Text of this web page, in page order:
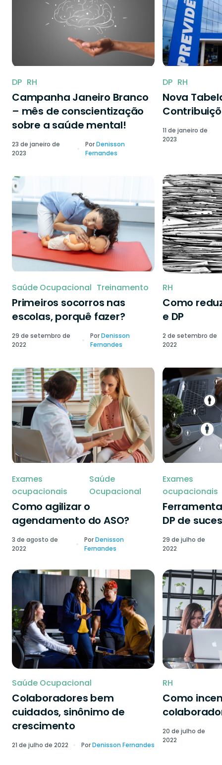
DP RH
Campanha Janeiro Branco
– mês de conscientização
sobre a saúde mental!
23 de janeiro de
2023
PorDenisson
Fernandes
DP RH
Nova
11 de janeiro de
2023
Saúde Ocupacional Treinamento
Primeiros socorros nas
escolas, porquê fazer?
29 de setembro de
2022
PorDenisson
Fernandes
RH
Como
e DP
2 de setembro de
2022
Exames
ocupacionais
Saúde
Ocupacional
Como agilizar o
agendamento do ASO?
3 de agosto de
2022
PorDenisson
Fernandes
Exames
ocupacionais
DP de
29 de julho de
2022
Saúde Ocupacional
Colaboradores bem
cuidados, sinônimo de
crescimento
21 de julho de 2022 PorDenisson Fernandes
RH
Como
20 de julho de
2022